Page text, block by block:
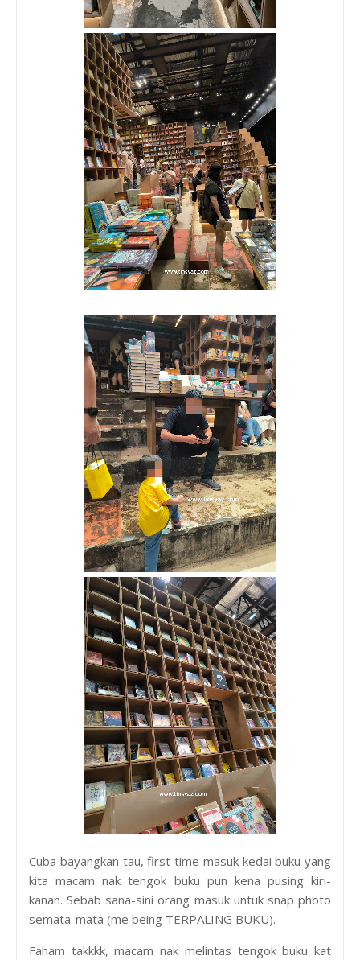
Cuba bayangkan tau, first time masuk kedai buku yang
kita macam nak tengok buku pun kena pusing kiri-
kanan. Sebab sana-sini orang masuk untuk snap photo
semata-mata (me being TERPALING BUKU).
Faham takkkk, macam nak melintas tengok buku kat